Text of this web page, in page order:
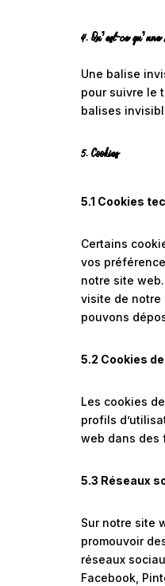
4. Qu’est-ce
Une balise
pour suivre le
balises
5. Cookies
5.1 Cookies
Certains
vos
notre site
visite de notre
pouvons
5.2 Cookies
Les cookies
profils
web dans des
5.3 Réseaux
Sur notre site
promouvoir
réseaux
Facebook,